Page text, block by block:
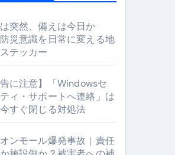
康 #雑学 #ナレーター #小林将大
は突然、備えは今日か
災意識を日常に変える地
テッカー
告に注意】「Windowsセ
ィ・サポートへ連絡」は
すぐ閉じる対処法
ンモール爆発事故｜責任